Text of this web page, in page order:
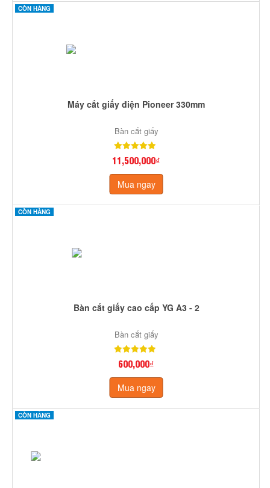
CÒN HÀNG
Máy cắt giấy điện Pioneer 330mm
Bàn cắt giấy
11,500,000₫
Mua ngay
CÒN HÀNG
Bàn cắt giấy cao cấp YG A3 - 2
Bàn cắt giấy
600,000₫
Mua ngay
CÒN HÀNG